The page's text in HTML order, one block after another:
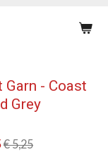
Garn - Coast
Grey
€ 5,25